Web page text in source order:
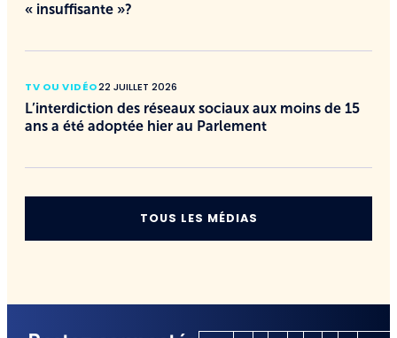
« insuffisante »?
TV OU VIDÉO22 JUILLET 2026
L’interdiction des réseaux sociaux aux moins de 15
ans a été adoptée hier au Parlement
TOUS LES MÉDIAS